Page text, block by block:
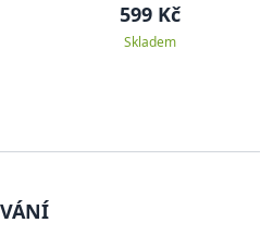
599 Kč
Skladem